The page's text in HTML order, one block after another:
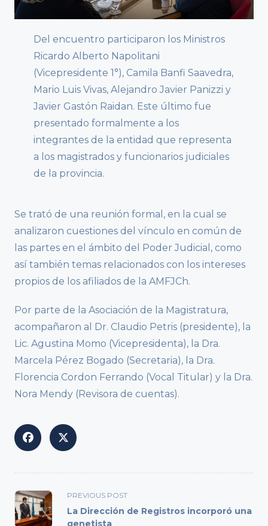
Del encuentro participaron los Ministros
Ricardo Alberto Napolitani
(Vicepresidente 1°), Camila Banfi Saavedra,
Mario Luis Vivas, Alejandro Javier Panizzi y
Javier Gastón Raidan. Este último fue
presentado formalmente a los
integrantes de la entidad que representa
a los magistrados y funcionarios judiciales
de la provincia.
Se trató de una reunión formal, en la cual se
analizaron cuestiones del vínculo en común de
las partes en el ámbito del Poder Judicial, como
así también temas relacionados con los intereses
propios de los afiliados de la AMFJCh.
Por parte de la Asociación de la Magistratura,
acompañaron al Dr. Claudio Petris (presidente), la
Lic. Agustina Momo (Vicepresidenta), la Dra.
Marcela Pérez Bogado (Secretaria), la Dra.
Florencia Cordon Ferrando (Vocal Titular) y la Dra.
Nora Mendy (Revisora de cuentas).
<span
class="nav-
subtitle
PREVIOUS POST
La Dirección de Registros incorporó una
genetista